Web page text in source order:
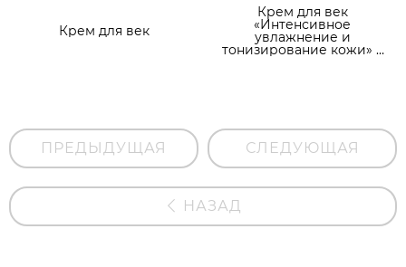
Крем для век
Крем для век
«Интенсивное
увлажнение и
тонизирование кожи» с
ПРЕДЫДУЩАЯ СЛЕДУЮЩАЯ
НАЗАД